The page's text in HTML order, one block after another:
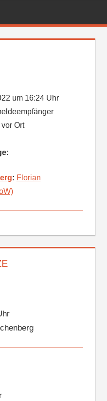
um 16:24 Uhr
Ort
: Florian